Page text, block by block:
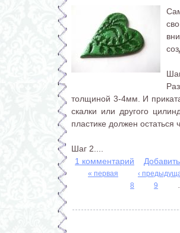
толщиной 3-4мм. И
скалки или другого
пластике должен остаться
Шаг 2....
1 комментарий
« первая
‹
8
9